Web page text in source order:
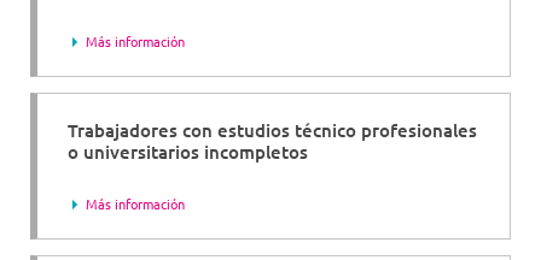
Más información
Trabajadores con estudios técnico profesionales
o universitarios incompletos
Más información